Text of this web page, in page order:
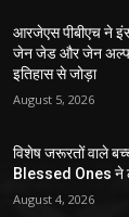
आरजेएस पीबीएच ने
जेन जेड और जेन अल्फा
इतिहास से जोड़ा
August 5, 2026
विशेष जरूरतों वाले
Blessed Ones ने
August 4, 2026